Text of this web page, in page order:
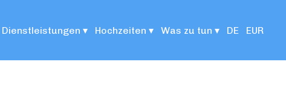
Dienstleistungen ▾ Hochzeiten ▾ Was zu tun ▾ DE EUR